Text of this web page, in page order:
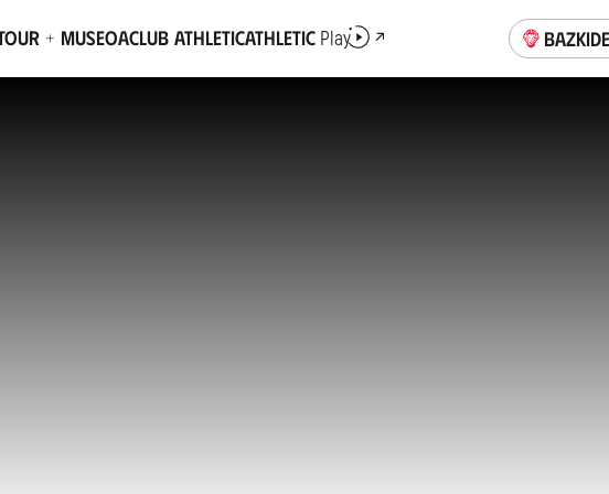
+ MuseoaClub AthleticAthletic Play